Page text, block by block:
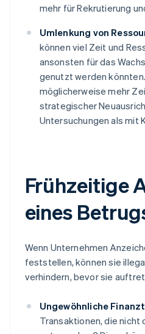
mehr für Rekrutierung
Umlenkung von
können viel Zeit und
ansonsten für das
genutzt werden
möglicherweise mehr
strategischer
Untersuchungen als mit
Frühzeitige
eines
Wenn Unternehmen
feststellen, können sie
verhindern, bevor sie
Ungewöhnliche
Transaktionen, die nicht